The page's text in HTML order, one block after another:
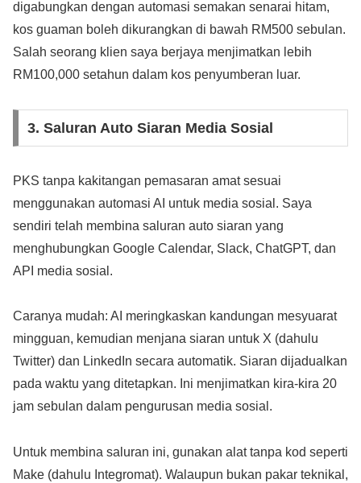
digabungkan dengan automasi semakan senarai hitam,
kos guaman boleh dikurangkan di bawah RM500 sebulan.
Salah seorang klien saya berjaya menjimatkan lebih
RM100,000 setahun dalam kos penyumberan luar.
3. Saluran Auto Siaran Media Sosial
PKS tanpa kakitangan pemasaran amat sesuai
menggunakan automasi AI untuk media sosial. Saya
sendiri telah membina saluran auto siaran yang
menghubungkan Google Calendar, Slack, ChatGPT, dan
API media sosial.
Caranya mudah: AI meringkaskan kandungan mesyuarat
mingguan, kemudian menjana siaran untuk X (dahulu
Twitter) dan LinkedIn secara automatik. Siaran dijadualkan
pada waktu yang ditetapkan. Ini menjimatkan kira-kira 20
jam sebulan dalam pengurusan media sosial.
Untuk membina saluran ini, gunakan alat tanpa kod seperti
Make (dahulu Integromat). Walaupun bukan pakar teknikal,